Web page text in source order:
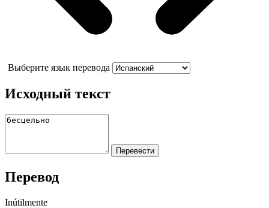
Выберите язык перевода
Исходный текст
Перевод
Inútilmente